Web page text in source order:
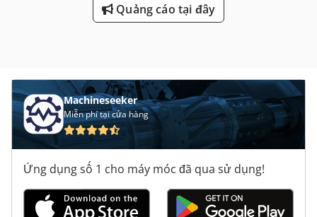
Quảng cáo tại đây
Machineseeker
Miễn phí tại cửa hàng
Ứng dụng số 1 cho máy móc đã qua sử dụng!